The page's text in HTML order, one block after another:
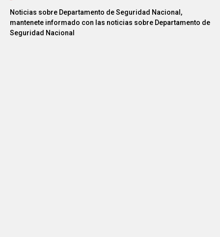
Noticias sobre Departamento de Seguridad Nacional,
mantenete informado con las noticias sobre Departamento de
Seguridad Nacional